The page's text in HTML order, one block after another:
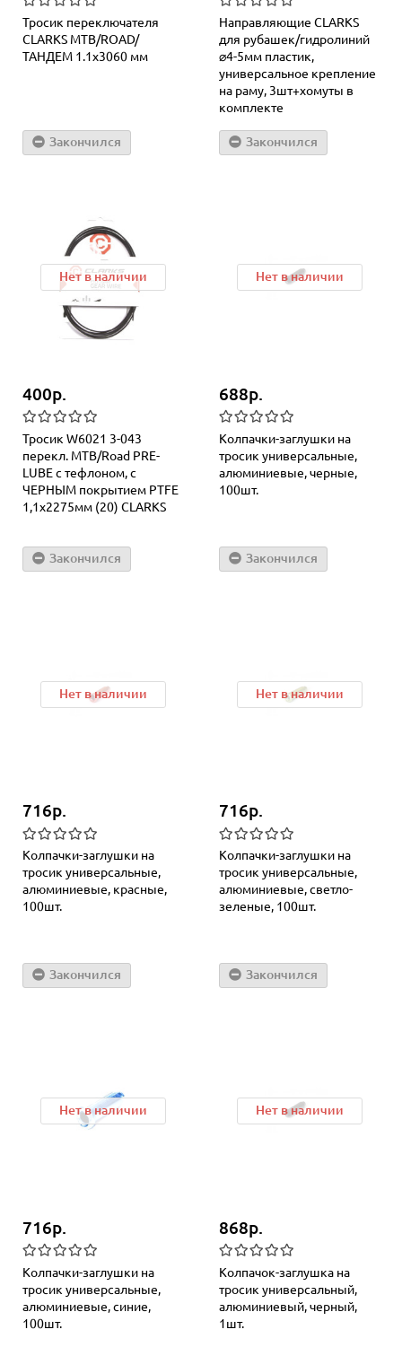
Тросик переключателя
СLARKS MTB/ROAD/
ТАНДЕМ 1.1х3060 мм
Закончился
Направляющие CLARKS
для рубашек/гидролиний
⌀4-5мм пластик,
универсальное крепление
на раму, 3шт+хомуты в
комплекте
Закончился
Нет в наличии
400р.
Тросик W6021 3-043
перекл. МТВ/Road PRE-
LUBE с тефлоном, с
ЧЕРНЫМ покрытием PTFE
1,1х2275мм (20) CLARKS
Закончился
Нет в наличии
688р.
Колпачки-заглушки на
тросик универсальные,
алюминиевые, черные,
100шт.
Закончился
Нет в наличии
716р.
Колпачки-заглушки на
тросик универсальные,
алюминиевые, красные,
100шт.
Закончился
Нет в наличии
716р.
Колпачки-заглушки на
тросик универсальные,
алюминиевые, светло-
зеленые, 100шт.
Закончился
Нет в наличии
716р.
Колпачки-заглушки на
тросик универсальные,
алюминиевые, синие,
100шт.
Нет в наличии
868р.
Колпачок-заглушка на
тросик универсальный,
алюминиевый, черный,
1шт.